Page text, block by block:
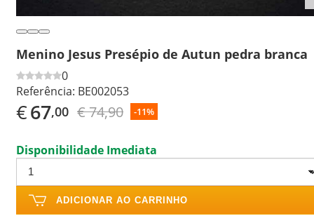
Menino Jesus Presépio de Autun pedra branca
0
Referência: BE002053
€67,00 € 74,90 -11%
Disponibilidade Imediata
ADICIONAR AO CARRINHO